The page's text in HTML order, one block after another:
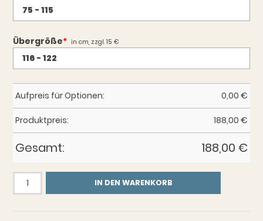
Übergröße* in cm, zzgl. 15 €
Aufpreis für Optionen: 0,00 €
Produktpreis: 188,00 €
Gesamt: 188,00 €
Gürtel
Chaos
mit
IN DEN WARENKORB